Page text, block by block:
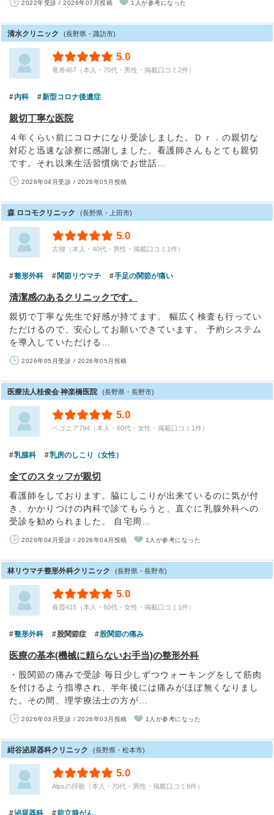
2022年受診 / 2026年07月投稿 1人が参考になった
清水クリニック (長野県・諏訪市)
5.0
竜巻467（本人・70代・男性・掲載口コミ2件）
内科 新型コロナ後遺症
親切丁寧な医院
４年くらい前にコロナになり受診しました。Ｄｒ．の親切な
対応と迅速な診察に感謝しました。看護師さんもとても親切
です。それ以来生活習慣病でお世話…
2026年04月受診 / 2026年05月投稿
森 ロコモクリニック (長野県・上田市)
5.0
古狸（本人・40代・男性・掲載口コミ1件）
整形外科 関節リウマチ 手足の関節が痛い
清潔感のあるクリニックです。
親切で丁寧な先生で好感が持てます。 幅広く検査も行ってい
ただけるので、安心してお願いできています。 予約システム
を導入していただける…
2026年05月受診 / 2026年05月投稿
医療法人桂俊会 神楽橋医院 (長野県・長野市)
5.0
ベゴニア794（本人・60代・女性・掲載口コミ1件）
乳腺科 乳房のしこり（女性）
全てのスタッフが親切
看護師をしております。脇にしこりが出来ているのに気が付
き、かかりつけの内科で診てもらうと、直ぐに乳腺外科への
受診を勧められました。 自宅周…
2026年04月受診 / 2026年04月投稿 1人が参考になった
林リウマチ整形外科クリニック (長野県・長野市)
5.0
春霞415（本人・60代・女性・掲載口コミ1件）
整形外科 股関節症 股関節の痛み
医療の基本(機械に頼らないお手当)の整形外科
・股関節の痛みで受診 毎日少しずつウォーキングをして筋肉
を付けるよう指導され、半年後には痛みがほぼ無くなりまし
た。その間、理学療法士の方が…
2026年03月受診 / 2026年03月投稿 1人が参考になった
紺谷泌尿器科クリニック (長野県・松本市)
5.0
Alpsの拝爺（本人・70代・男性・掲載口コミ8件）
泌尿器科 前立腺がん